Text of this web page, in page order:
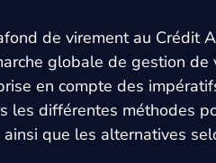
de virement au Crédit
globale de gestion de
en compte des
les différentes méthodes
ainsi que les alternatives